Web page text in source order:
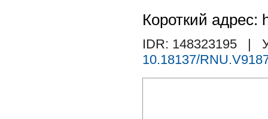
Короткий адрес:
IDR: 148323195
|
10.18137/